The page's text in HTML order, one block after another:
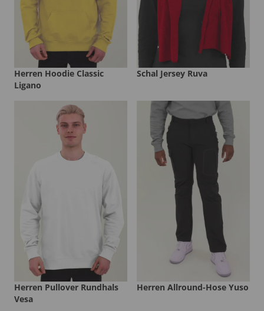
Herren Hoodie Classic
Ligano
Schal Jersey Ruva
Herren Pullover Rundhals
Vesa
Herren Allround-Hose Yuso